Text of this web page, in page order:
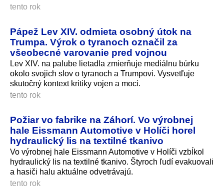
tento rok
Pápež Lev XIV. odmieta osobný útok na
Trumpa. Výrok o tyranoch označil za
všeobecné varovanie pred vojnou
Lev XIV. na palube lietadla zmierňuje mediálnu búrku
okolo svojich slov o tyranoch a Trumpovi. Vysvetľuje
skutočný kontext kritiky vojen a moci.
tento rok
Požiar vo fabrike na Záhorí. Vo výrobnej
hale Eissmann Automotive v Holíči horel
hydraulický lis na textilné tkanivo
Vo výrobnej hale Eissmann Automotive v Holíči vzbĺkol
hydraulický lis na textilné tkanivo. Štyroch ľudí evakuovali
a hasiči halu aktuálne odvetrávajú.
tento rok